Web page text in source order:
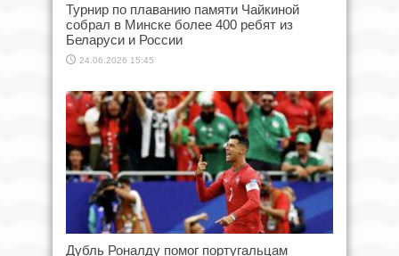
Турнир по плаванию памяти Чайкиной
собрал в Минске более 400 ребят из
Беларуси и России
24.06.2026 15:45
Дубль Роналду помог португальцам